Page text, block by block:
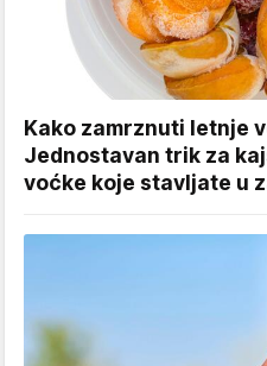
Kako zamrznuti letnje
Jednostavan trik za
voćke koje stavljate u